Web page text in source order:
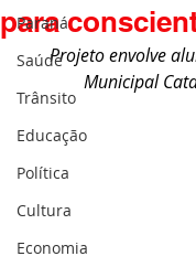
Paraná
Saúde
Trânsito
Educação
Política
Cultura
Economia
para
Projeto envolve
Municipal